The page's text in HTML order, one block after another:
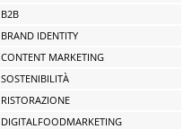
B2B
BRAND IDENTITY
CONTENT MARKETING
SOSTENIBILITÀ
RISTORAZIONE
DIGITALFOODMARKETING